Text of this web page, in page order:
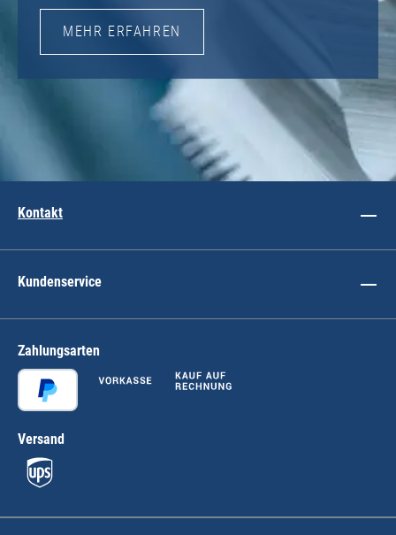
MEHR ERFAHREN
Kontakt
Kundenservice
Zahlungsarten
Versand